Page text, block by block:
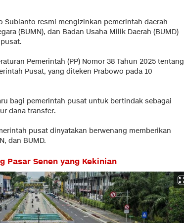
Subianto resmi mengizinkan pemerintah daerah
(BUMN), dan Badan Usaha Milik Daerah (BUMD)
Pemerintah (PP) Nomor 38 Tahun 2025 tentang
Pusat, yang diteken Prabowo pada 10
bagi pemerintah pusat untuk bertindak sebagai
dana transfer.
pusat dinyatakan berwenang memberikan
dan BUMD.
Pasar Senen yang Kekinian